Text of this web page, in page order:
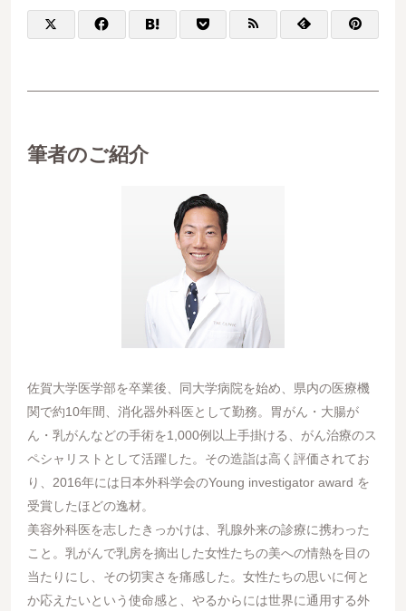
筆者のご紹介
佐賀大学医学部を卒業後、同大学病院を始め、県内の医療機
関で約10年間、消化器外科医として勤務。胃がん・大腸が
ん・乳がんなどの手術を1,000例以上手掛ける、がん治療のス
ペシャリストとして活躍した。その造詣は高く評価されてお
り、2016年には日本外科学会のYoung investigator award を
受賞したほどの逸材。
美容外科医を志したきっかけは、乳腺外来の診療に携わった
こと。乳がんで乳房を摘出した女性たちの美への情熱を目の
当たりにし、その切実さを痛感した。女性たちの思いに何と
か応えたいという使命感と、やるからには世界に通用する外